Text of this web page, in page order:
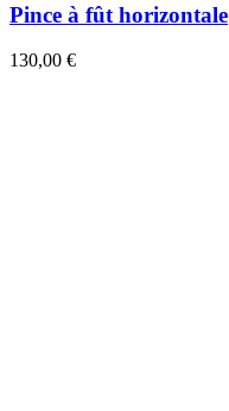
Pince à fût horizontale
130,00 €